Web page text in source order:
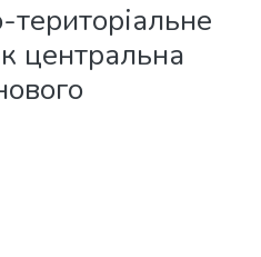
територіальне
центральна